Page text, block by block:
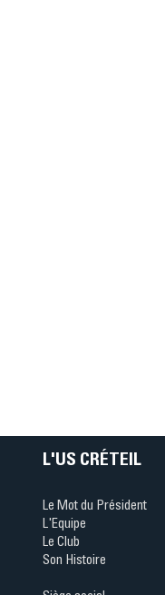
L'US CRÉTEIL
Le Mot du Président
L'Equipe
Le Club
Son Histoire